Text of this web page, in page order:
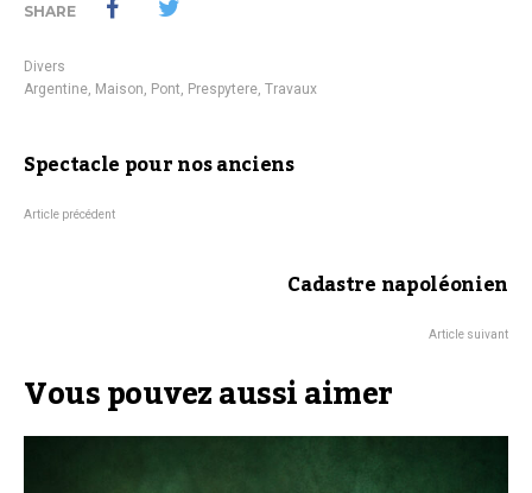
SHARE
Divers
Argentine, Maison, Pont, Prespytere, Travaux
Spectacle pour nos anciens
Article précédent
Cadastre napoléonien
Article suivant
Vous pouvez aussi aimer